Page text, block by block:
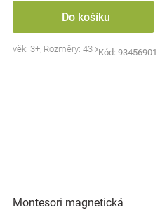
Do košíku
věk: 3+, Rozměry: 43 x 8,5 x 11 cm.
Kód: 93456901
Montesori magnetická